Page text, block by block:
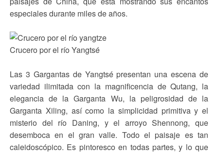
especiales durante miles de años.
Crucero por el río Yangtsé
Las 3 Gargantas de Yangtsé presentan una escena de
variedad ilimitada con la magnificencia de Qutang, la
elegancia de la Garganta Wu, la peligrosidad de la
Garganta Xiling, así como la simplicidad primitiva y el
misterio del río Daning, y el arroyo Shennong, que
desemboca en el gran valle. Todo el paisaje es tan
caleidoscópico. Es pintoresco en todas partes, y lo que